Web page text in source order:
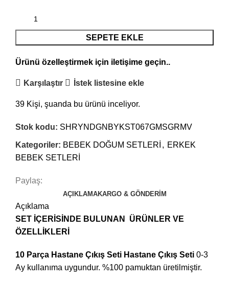
SEPETE EKLE
Ürünü özelleştirmek için iletişime geçin..
Karşılaştır İstek listesine ekle
39 Kişi, şuanda bu ürünü inceliyor.
Stok kodu: SHRYNDGNBYKST067GMSGRMV
Kategoriler: BEBEK DOĞUM SETLERİ , ERKEK
BEBEK SETLERİ
Paylaş:
AÇIKLAMAKARGO & GÖNDERIM
Açıklama
SET İÇERİSİNDE BULUNAN ÜRÜNLER VE
ÖZELLİKLERİ
10 Parça Hastane Çıkış Seti Hastane Çıkış Seti 0-3
Ay kullanıma uygundur. %100 pamuktan üretilmiştir.